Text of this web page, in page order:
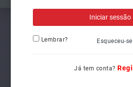
Lembrar? Esqueceu-
Já tem conta?